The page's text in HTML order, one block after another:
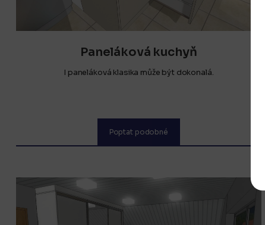
Paneláková kuchyň
I paneláková klasika může být dokonalá.
Poptat podobné